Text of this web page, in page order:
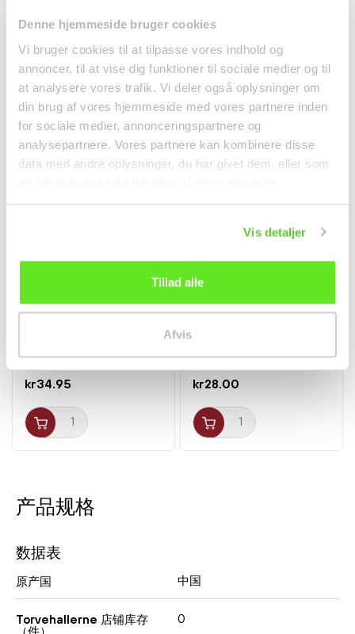
Denne hjemmeside bruger cookies
Vi bruger cookies til at tilpasse vores indhold og
annoncer, til at vise dig funktioner til sociale medier og til
at analysere vores trafik. Vi deler også oplysninger om
din brug af vores hjemmeside med vores partnere inden
for sociale medier, annonceringspartnere og
analysepartnere. Vores partnere kan kombinere disse
data med andre oplysninger, du har givet dem, eller som
Vis detaljer
Tillad alle
Afvis
产品规格
数据表
原产国 中国
Torvehallerne 店铺库存
0
Shin Red Ramyun Super
从16,95 kr.
Tteokbokki / Topokki
kr49.50
调料
kr34.95
干货
kr28.00